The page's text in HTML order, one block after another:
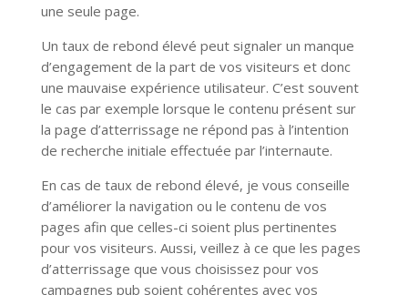
une seule page.
Un taux de rebond élevé peut signaler un manque
d’engagement de la part de vos visiteurs et donc
une mauvaise expérience utilisateur. C’est souvent
le cas par exemple lorsque le contenu présent sur
la page d’atterrissage ne répond pas à l’intention
de recherche initiale effectuée par l’internaute.
En cas de taux de rebond élevé, je vous conseille
d’améliorer la navigation ou le contenu de vos
pages afin que celles-ci soient plus pertinentes
pour vos visiteurs. Aussi, veillez à ce que les pages
d’atterrissage que vous choisissez pour vos
campagnes pub soient cohérentes avec vos